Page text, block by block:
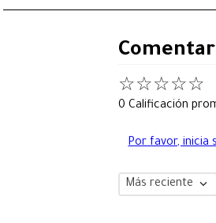
☆☆☆☆☆
0 Calificación
Por favor, inicia
Más reciente